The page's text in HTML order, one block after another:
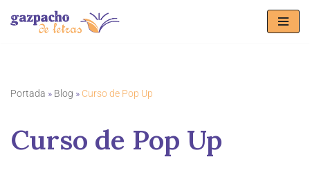
Portada » Blog » Curso de Pop Up
Curso de Pop Up